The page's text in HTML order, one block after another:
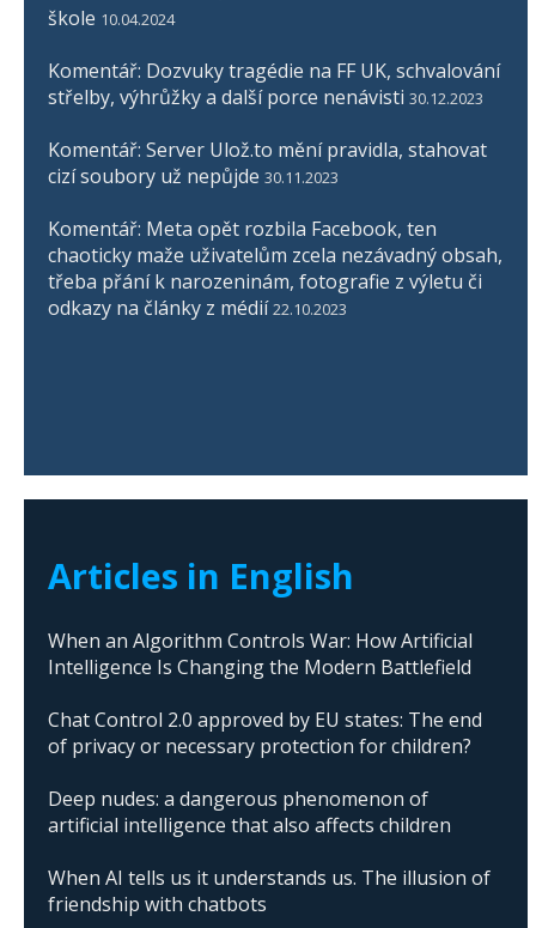
škole 10.04.2024
Komentář: Dozvuky tragédie na FF UK, schvalování
střelby, výhrůžky a další porce nenávisti 30.12.2023
Komentář: Server Ulož.to mění pravidla, stahovat
cizí soubory už nepůjde 30.11.2023
Komentář: Meta opět rozbila Facebook, ten
chaoticky maže uživatelům zcela nezávadný obsah,
třeba přání k narozeninám, fotografie z výletu či
odkazy na články z médií 22.10.2023
Articles in English
When an Algorithm Controls War: How Artificial
Intelligence Is Changing the Modern Battlefield
Chat Control 2.0 approved by EU states: The end
of privacy or necessary protection for children?
Deep nudes: a dangerous phenomenon of
artificial intelligence that also affects children
When AI tells us it understands us. The illusion of
friendship with chatbots